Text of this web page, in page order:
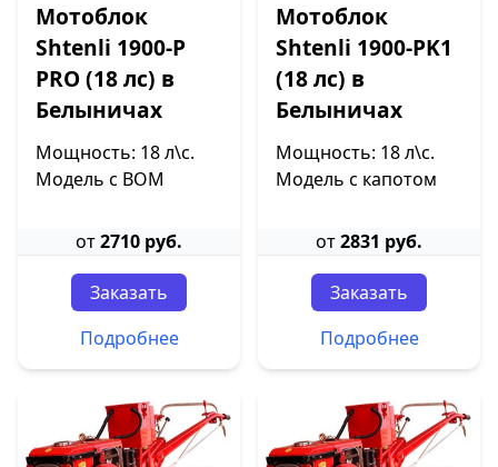
Мотоблок
Shtenli 1900-P
PRO (18 лс) в
Белыничах
Мощность: 18 л\с.
Модель с ВОМ
от2710 руб.
Заказать
Подробнее
Мотоблок
Shtenli 1900-PK1
(18 лс) в
Белыничах
Мощность: 18 л\с.
Модель с капотом
от2831 руб.
Заказать
Подробнее